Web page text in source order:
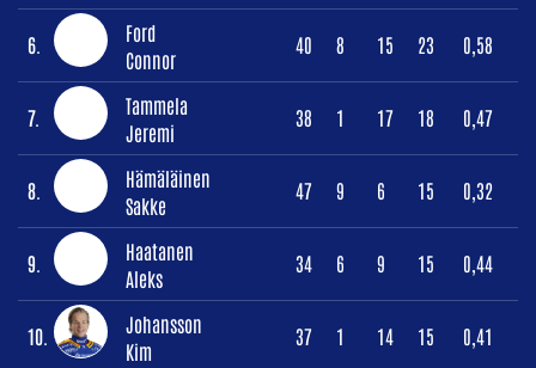
6.
Ford
Connor
40 8 15 23 0,58
7.
Tammela
Jeremi
38 1 17 18 0,47
8.
Hämäläinen
Sakke
47 9 6 15 0,32
9.
Haatanen
Aleks
34 6 9 15 0,44
10.
Johansson
Kim
37 1 14 15 0,41